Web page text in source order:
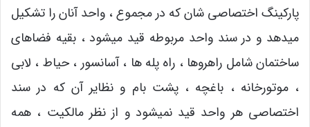
پارکینگ اختصاصی شان که در مجموع ، واحد آنان را تشکیل
میدهد و در سند واحد مربوطه قید میشود ، بقیه فضاهای
ساختمان شامل راهروها ، راه پله ها ، آسانسور ، حیاط ، لابی
، موتورخانه ، باغچه ، پشت بام و نظایر آن که در سند
اختصاصی هر واحد قید نمیشود و از نظر مالکیت ، همه